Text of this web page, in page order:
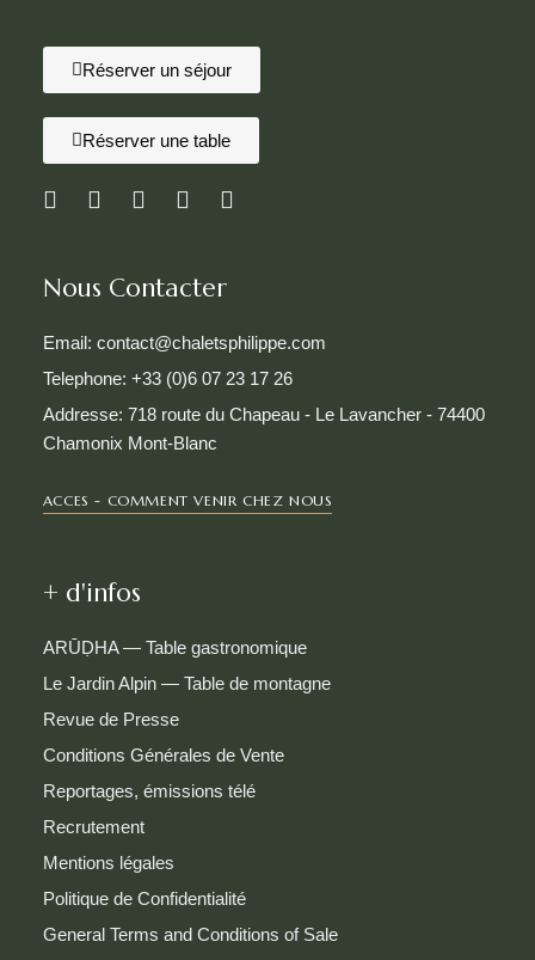
Réserver un séjour
Réserver une table
Nous Contacter
Email: contact@chaletsphilippe.com
Telephone: +33 (0)6 07 23 17 26
Addresse: 718 route du Chapeau - Le Lavancher - 74400
Chamonix Mont-Blanc
ACCES - COMMENT VENIR CHEZ NOUS
+ d'infos
ARŪḌHA — Table gastronomique
Le Jardin Alpin — Table de montagne
Revue de Presse
Conditions Générales de Vente
Reportages, émissions télé
Recrutement
Mentions légales
Politique de Confidentialité
General Terms and Conditions of Sale